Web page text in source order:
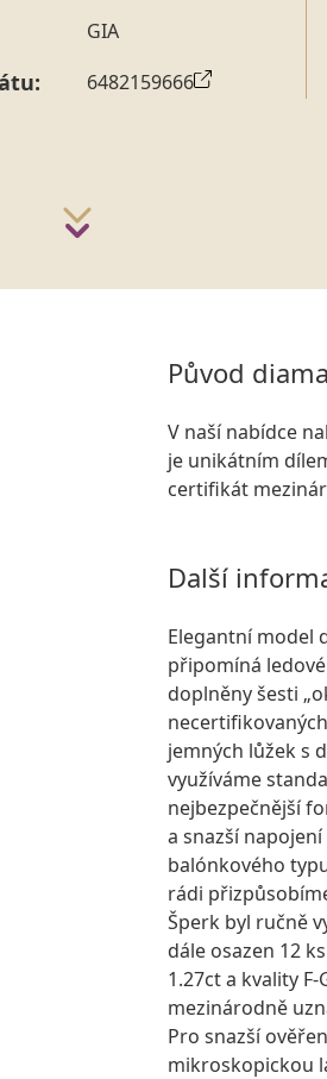
GIA
6482159666
Původ
V naší nabídce
je unikátním
certifikát
Další
Elegantní model
připomíná
doplněny šesti
jemných lůžek s
využíváme
nejbezpečnější
a snazší
balónkového
rádi
Šperk byl ručně
dále osazen 12
1.27ct a kvality
mezinárodně
Pro snazší
mikroskopickou